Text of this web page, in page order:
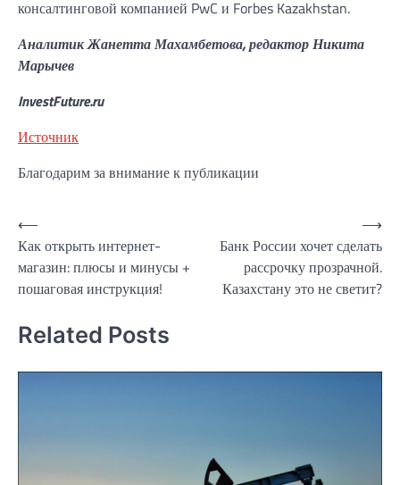
консалтинговой компанией PwC и Forbes Kazakhstan.
Аналитик Жанетта Махамбетова, редактор Никита
Марычев
InvestFuture.ru
Источник
Благодарим за внимание к публикации
Навигация
по
записям
⟵
Как открыть интернет-
магазин: плюсы и минусы +
пошаговая инструкция!
Банк России хочет сделать
рассрочку прозрачной.
Казахстану это не светит?
⟶
Related Posts